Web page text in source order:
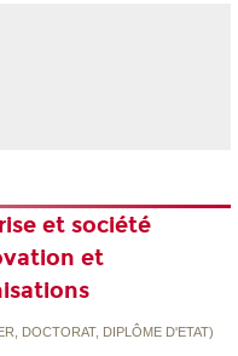
et société
et
DOCTORAT, DIPLÔME D'ETAT)